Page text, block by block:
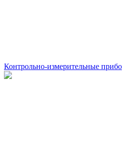
Контрольно-измерительные